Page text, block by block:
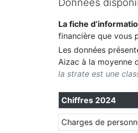
Données
La fiche
financière que vous
Les données
Aizac à la moyenne
la strate est une
Chiffres 2024
Charges de